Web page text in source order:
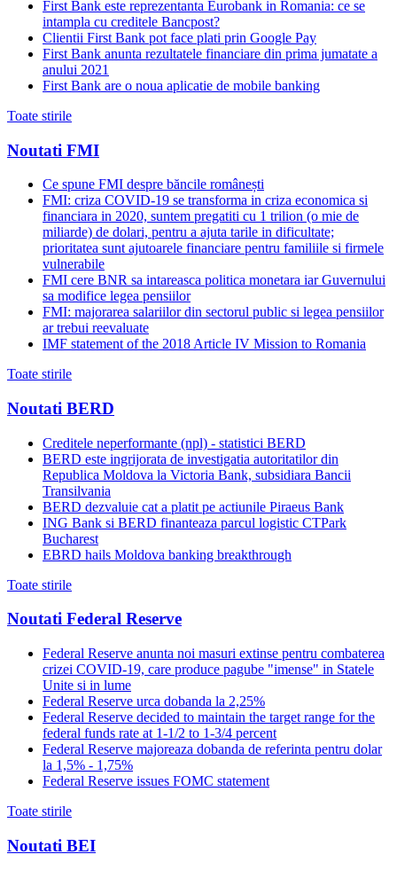
First Bank este reprezentanta Eurobank in Romania: ce se
intampla cu creditele Bancpost?
Clientii First Bank pot face plati prin Google Pay
First Bank anunta rezultatele financiare din prima jumatate a
anului 2021
First Bank are o noua aplicatie de mobile banking
Toate stirile
Noutati FMI
Ce spune FMI despre băncile românești
FMI: criza COVID-19 se transforma in criza economica si
financiara in 2020, suntem pregatiti cu 1 trilion (o mie de
miliarde) de dolari, pentru a ajuta tarile in dificultate;
prioritatea sunt ajutoarele financiare pentru familiile si firmele
vulnerabile
FMI cere BNR sa intareasca politica monetara iar Guvernului
sa modifice legea pensiilor
FMI: majorarea salariilor din sectorul public si legea pensiilor
ar trebui reevaluate
IMF statement of the 2018 Article IV Mission to Romania
Toate stirile
Noutati BERD
Creditele neperformante (npl) - statistici BERD
BERD este ingrijorata de investigatia autoritatilor din
Republica Moldova la Victoria Bank, subsidiara Bancii
Transilvania
BERD dezvaluie cat a platit pe actiunile Piraeus Bank
ING Bank si BERD finanteaza parcul logistic CTPark
Bucharest
EBRD hails Moldova banking breakthrough
Toate stirile
Noutati Federal Reserve
Federal Reserve anunta noi masuri extinse pentru combaterea
crizei COVID-19, care produce pagube "imense" in Statele
Unite si in lume
Federal Reserve urca dobanda la 2,25%
Federal Reserve decided to maintain the target range for the
federal funds rate at 1-1/2 to 1-3/4 percent
Federal Reserve majoreaza dobanda de referinta pentru dolar
la 1,5% - 1,75%
Federal Reserve issues FOMC statement
Toate stirile
Noutati BEI